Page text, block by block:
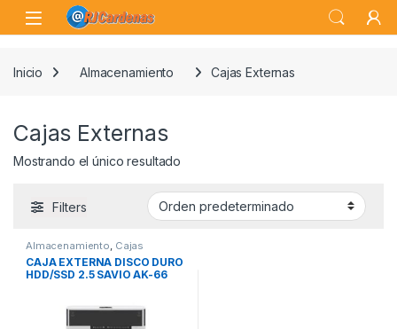
Skip to navigation
Skip to content
Open
Inicio Almacenamiento Cajas Externas
Cajas Externas
Mostrando el único resultado
Filters
Almacenamiento, Cajas
Externas
CAJA EXTERNA DISCO DURO
HDD/SSD 2.5 SAVIO AK-66